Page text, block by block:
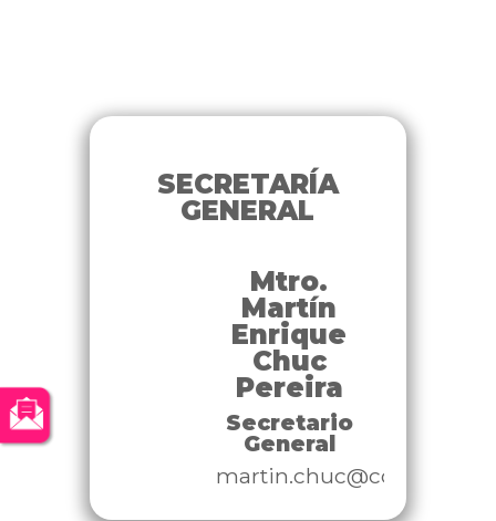
SECRETARÍA
GENERAL
Mtro.
Martín
Enrique
Chuc
Pereira
Secretario
General